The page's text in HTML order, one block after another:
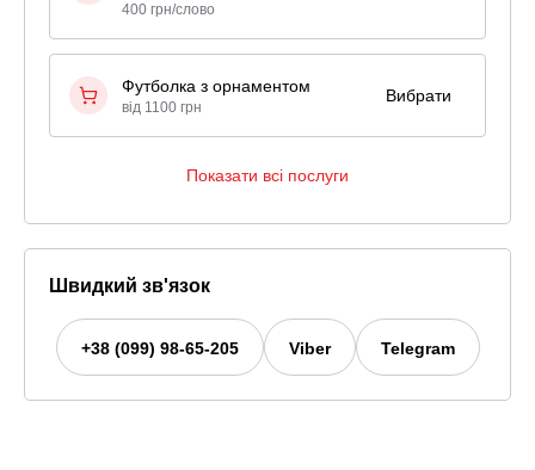
400 грн/слово
Футболка з орнаментом
від 1100 грн
Вибрати
Показати всі послуги
Швидкий зв'язок
+38 (099) 98-65-205 Viber Telegram